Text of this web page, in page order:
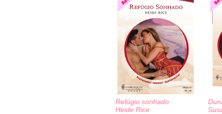
Refúgio sonhado
Heide Rice